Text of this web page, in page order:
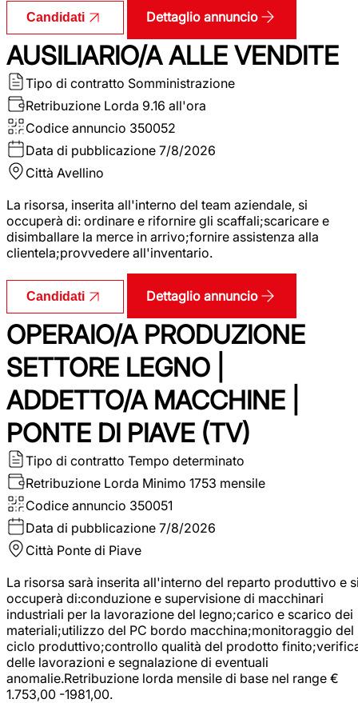
Candidati Dettaglio annuncio
AUSILIARIO/A ALLE VENDITE
Tipo di contratto Somministrazione
Retribuzione Lorda 9.16 all'ora
Codice annuncio 350052
Data di pubblicazione 7/8/2026
Città Avellino
La risorsa, inserita all'interno del team aziendale, si
occuperà di: ordinare e rifornire gli scaffali;scaricare e
disimballare la merce in arrivo;fornire assistenza alla
clientela;provvedere all'inventario.
Candidati Dettaglio annuncio
OPERAIO/A PRODUZIONE
SETTORE LEGNO |
ADDETTO/A MACCHINE |
PONTE DI PIAVE (TV)
Tipo di contratto Tempo determinato
Retribuzione Lorda Minimo 1753 mensile
Codice annuncio 350051
Data di pubblicazione 7/8/2026
Città Ponte di Piave
La risorsa sarà inserita all'interno del reparto produttivo e
occuperà di:conduzione e supervisione di macchinari
industriali per la lavorazione del legno;carico e scarico dei
materiali;utilizzo del PC bordo macchina;monitoraggio del
ciclo produttivo;controllo qualità del prodotto
delle lavorazioni e segnalazione di eventuali
anomalie.Retribuzione lorda mensile di base nel range €
1.753,00 -1981,00.